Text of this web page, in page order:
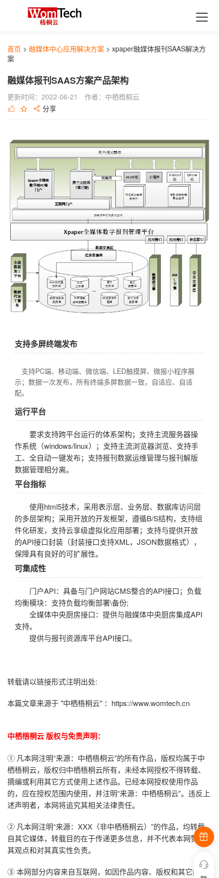
融媒体生产SAAS应用
xpaper融媒体报刊
Xedit融媒体采编
XDMPS融媒体媒资管理
融媒体发布SAAS应用
xportal网站群
xlearning云答题
舆情分析
社会化媒体综合管理与发布
融媒体基础应用
智慧党建
融媒体可视化
新闻线索
融媒体管控SAAS应用
传播分析
最新活动
解决方案
融媒体中心行业解决方案
广电行业融媒体中心解决方案
政府行业地市级融媒体中心解决方案
融媒体中心应用解决方案
xlearning云答题Saas解决方案
xpaper融媒体报刊SAAS解决方案
Xedit融媒体采编SAAS解决方案
XTP融媒体选题策划SAAS解决方案
舆情分析SAAS解决方案
XDMPS融媒体媒资管理SAAS解决方案
社会化媒体综合管理与发布SAAS解决方案
融媒体中心通用解决方案
xportal网站群解决方案
智慧党建方案
扫描加工方案
数字出版方案
智慧媒体
支持与服务
全息数据代加工服务
开发者资源
最佳实践
常见问题
财务问题
常见问题
综合知识库
融媒体发布SAAS产品文档
了解更多
关于中栖梧桐云
最新动态
增值服务
伙伴赋能培训
学习中心
基础服务
自助服务
新手入门
热门自助服务
基础服务
增值服务
自助服务
控制台 登录 注册
首页 > 融媒体中心应用解决方案 > xpaper融媒体报刊SAAS解决方
案
融媒体报刊SAAS方案产品架构
更新时间：2022-06-21
作者：中栖梧桐云
分享
支持多屏终端发布
支持PC端、移动端、微信端、LED触摸屏、微报小程序展
示；数据一次发布，所有终端多屏数据一致，自适应、自适
配。
运行平台
要求支持跨平台运行的体系架构；支持主流服务器操
作系统（windows/linux）；支持主流浏览器浏览、支持手
工、全自动一键发布；支持报刊数据运维管理与报刊解版
数据管理相分离。
平台指标
使用html5技术，采用表示层、业务层、数据库访问层
的多层架构；采用开放的开发框架，遵循B/S结构，支持组
件化研发，支持云享级虚拟化应用部署；支持与提供开放
的API接口封装（封装接口支持XML，JSON数据格式），
保障具有良好的可扩展性。
可集成性
门户API：具备与门户网站CMS整合的API接口；负载
均衡模块：支持负载均衡部署\备份;
全媒体中央厨房接口：提供与融媒体中央厨房集成API
支持。
提供与报刊资源库平台API接口。
转载请以链接形式注明出处:
本篇文章来源于 "中栖梧桐云" ： https://www.womtech.cn
中栖梧桐云 版权与免责声明：
① 凡本网注明“来源：中栖梧桐云”的所有作品，版权均属于中
栖梧桐云，版权归中栖梧桐云所有，未经本网授权不得转载、
摘编或利用其它方式使用上述作品。已经本网授权使用作品
的，应在授权范围内使用，并注明“来源：中栖梧桐云”。违反上
述声明者，本网将追究其相关法律责任。
② 凡本网注明“来源：XXX（非中栖梧桐云）”的作品，均转载
自其它媒体，转载目的在于传递更多信息，并不代表本网赞同
其观点和对其真实性负责。
③ 本网部分内容来自互联网，如因作品内容、版权和其它问题